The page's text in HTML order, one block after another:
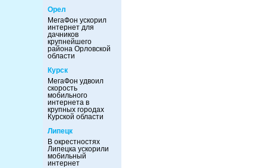
Орел
МегаФон ускорил
интернет для
дачников
крупнейшего
района Орловской
области
Курск
МегаФон удвоил
скорость
мобильного
интернета в
крупных городах
Курской области
Липецк
В окрестностях
Липецка ускорили
мобильный
интернет